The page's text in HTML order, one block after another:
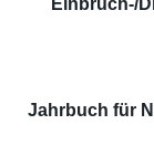
Jahrbuch für